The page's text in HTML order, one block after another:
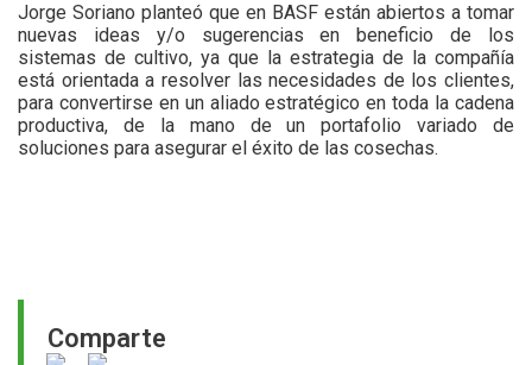
Comparte
Jorge Soriano planteó que en BASF están abiertos a tomar
nuevas ideas y/o sugerencias en beneficio de los
sistemas de cultivo, ya que la estrategia de la compañía
está orientada a resolver las necesidades de los clientes,
para convertirse en un aliado estratégico en toda la cadena
productiva, de la mano de un portafolio variado de
soluciones para asegurar el éxito de las cosechas.